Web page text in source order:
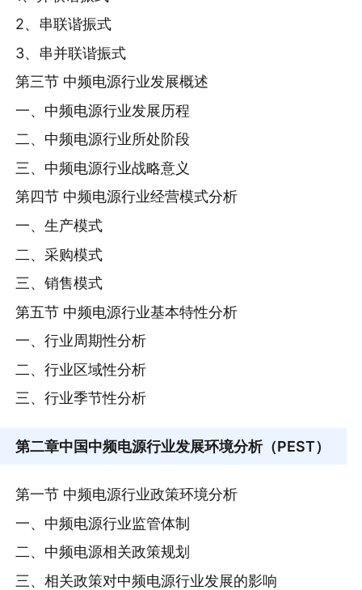
2、串联谐振式
3、串并联谐振式
第三节 中频电源行业发展概述
一、中频电源行业发展历程
二、中频电源行业所处阶段
三、中频电源行业战略意义
第四节 中频电源行业经营模式分析
一、生产模式
二、采购模式
三、销售模式
第五节 中频电源行业基本特性分析
一、行业周期性分析
二、行业区域性分析
三、行业季节性分析
第二章中国中频电源行业发展环境分析（PEST）
第一节 中频电源行业政策环境分析
一、中频电源行业监管体制
二、中频电源相关政策规划
三、相关政策对中频电源行业发展的影响